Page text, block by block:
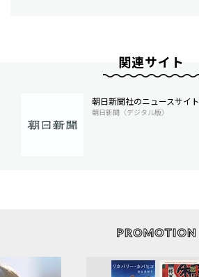
関連サイト
朝日新聞社のニュースサイト
朝日新聞（デジタル版）